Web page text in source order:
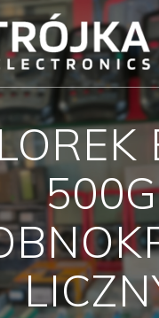
Przejdź
do
treści
500G